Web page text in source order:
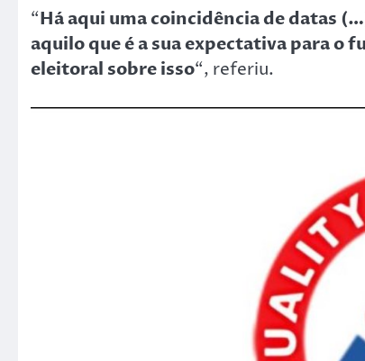
“Há aqui uma coincidência de datas
aquilo que é a sua expectativa para o
eleitoral sobre isso“, referiu.